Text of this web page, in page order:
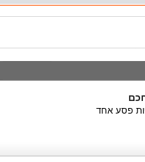
פסע אחד